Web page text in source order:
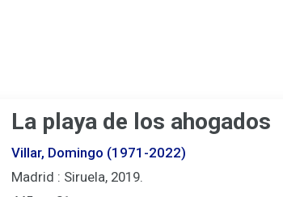
La playa de los ahogados
Villar, Domingo (1971-2022)
Madrid : Siruela, 2019.